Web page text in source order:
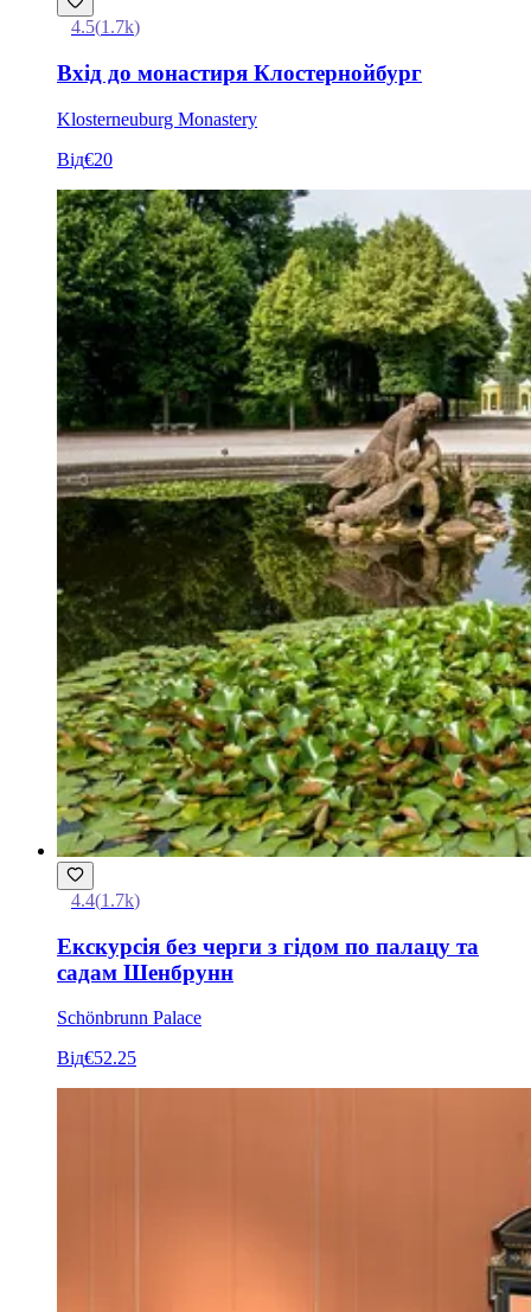
4.5(1.7k)
Вхід до монастиря Клостернойбург
Klosterneuburg Monastery
Від€20
4.4(1.7k)
Екскурсія без черги з гідом по палацу та
садам Шенбрунн
Schönbrunn Palace
Від€52.25